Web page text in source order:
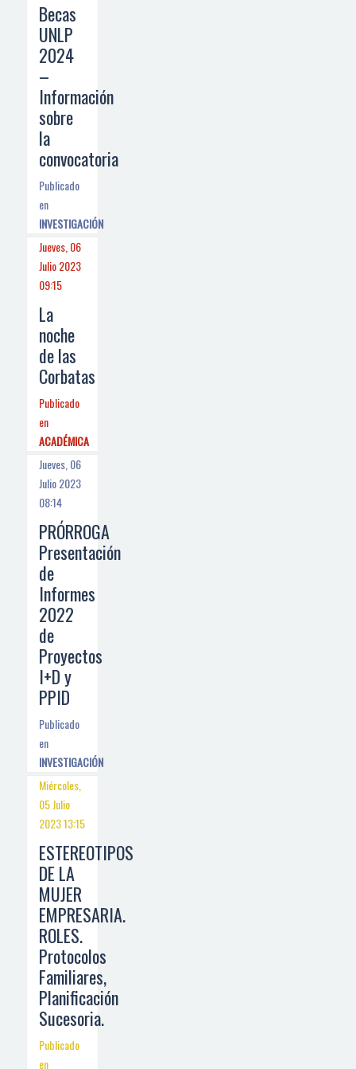
Becas
UNLP
2024
–
Información
sobre
la
convocatoria
Publicado
en
INVESTIGACIÓN
Jueves, 06
Julio 2023
09:15
La
noche
de las
Corbatas
Publicado
en
ACADÉMICA
Jueves, 06
Julio 2023
08:14
PRÓRROGA
Presentación
de
Informes
2022
de
Proyectos
I+D y
PPID
Publicado
en
INVESTIGACIÓN
Miércoles,
05 Julio
2023 13:15
ESTEREOTIPOS
DE LA
MUJER
EMPRESARIA.
ROLES.
Protocolos
Familiares,
Planificación
Sucesoria.
Publicado
en